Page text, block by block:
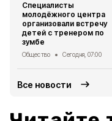
Специалисты
молодёжного центра
организовали встречу
детей с тренером по
зумбе
Общество Сегодня, 07:00
Все новости